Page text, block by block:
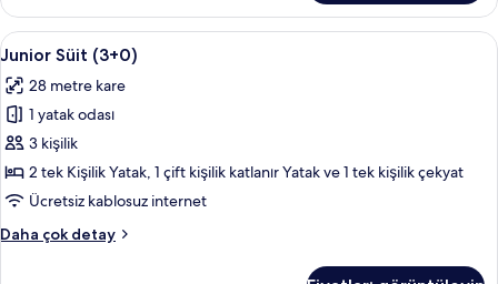
daha
fazla
detay
Junior
Süit
(3+0)
için
tüm
fotoğrafları
görün
14
Junior Süit (3+0)
28 metre kare
1 yatak odası
3 kişilik
2 tek Kişilik Yatak, 1 çift kişilik katlanır Yatak ve 1 tek kişilik çekyat
Ücretsiz kablosuz internet
Daha çok detay
Junior